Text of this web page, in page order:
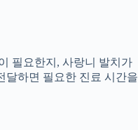
필요한지, 사랑니 발치가
달하면 필요한 진료 시간을